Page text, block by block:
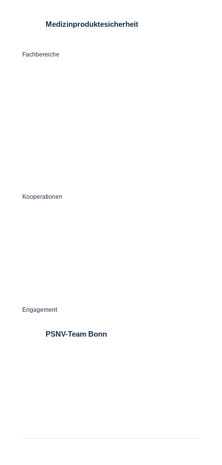
Medizinproduktesicherheit
Fachbereiche
Kooperationen
Engagement
PSNV-Team Bonn